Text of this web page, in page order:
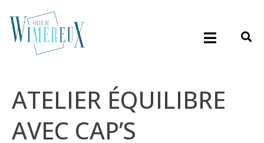
ATELIER ÉQUILIBRE
AVEC CAP’S